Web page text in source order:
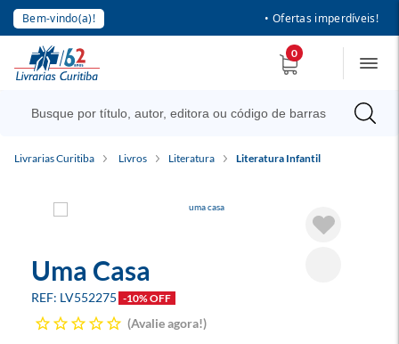
Bem-vindo(a)! • Ofertas imperdíveis!
0
Livrarias Curitiba Livros Literatura Literatura Infantil
Uma Casa
LV552275 -10% OFF
Avalie agora!